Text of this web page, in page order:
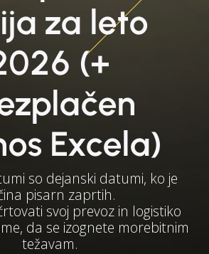
za leto
(+
Excela)
so dejanski datumi, ko je
pisarn zaprtih.
svoj prevoz in logistiko
da se izognete morebitnim
težavam.